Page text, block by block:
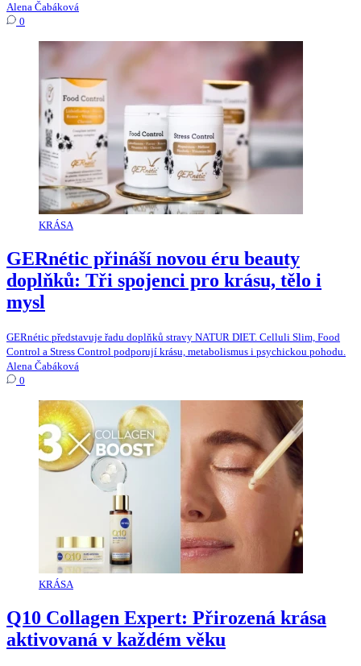
Alena Čabáková
0
KRÁSA
GERnétic přináší novou éru beauty
doplňků: Tři spojenci pro krásu, tělo i
mysl
GERnétic představuje řadu doplňků stravy NATUR DIET. Celluli Slim, Food
Control a Stress Control podporují krásu, metabolismus i psychickou pohodu.
Alena Čabáková
0
KRÁSA
Q10 Collagen Expert: Přirozená krása
aktivovaná v každém věku